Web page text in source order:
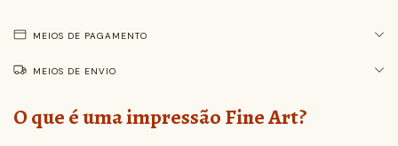
MEIOS DE PAGAMENTO
MEIOS DE ENVIO
O que é uma impressão Fine Art?